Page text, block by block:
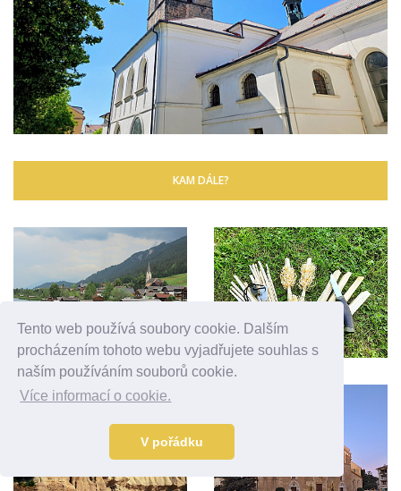
Tento web používá soubory cookie. Dalším
procházením tohoto webu vyjadřujete souhlas s
naším používáním souborů cookie.
Více informací o cookie.
V pořádku
KAM DÁLE?